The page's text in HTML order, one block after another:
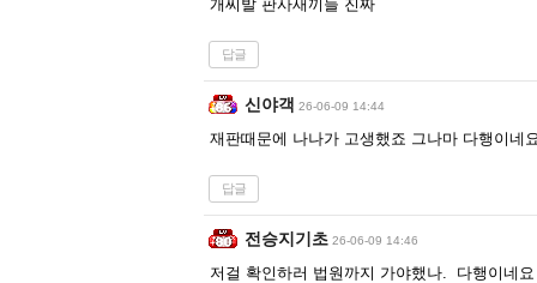
개씨발 판사새끼들 진짜
답글
신야객 26-06-09 14:44
재판때문에 나나가 고생했죠 그나마 다행이네
답글
전승지기초 26-06-09 14:46
저걸 확인하러 법원까지 가야했나. 다행이네요